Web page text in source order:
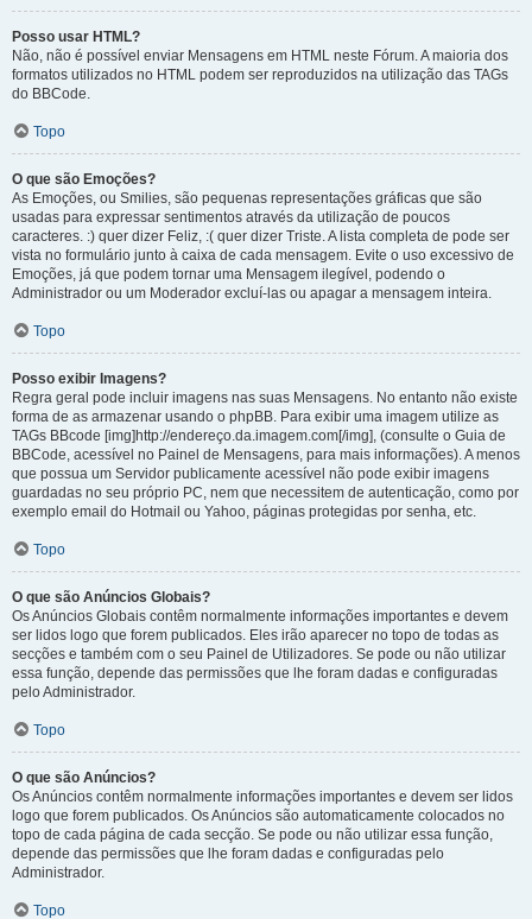
Posso usar HTML?
Não, não é possível enviar Mensagens em HTML neste Fórum. A maioria dos
formatos utilizados no HTML podem ser reproduzidos na utilização das TAGs
do BBCode.
Topo
O que são Emoções?
As Emoções, ou Smilies, são pequenas representações gráficas que são
usadas para expressar sentimentos através da utilização de poucos
caracteres. :) quer dizer Feliz, :( quer dizer Triste. A lista completa de pode ser
vista no formulário junto à caixa de cada mensagem. Evite o uso excessivo de
Emoções, já que podem tornar uma Mensagem ilegível, podendo o
Administrador ou um Moderador excluí-las ou apagar a mensagem inteira.
Topo
Posso exibir Imagens?
Regra geral pode incluir imagens nas suas Mensagens. No entanto não existe
forma de as armazenar usando o phpBB. Para exibir uma imagem utilize as
TAGs BBcode [img]http://endereço.da.imagem.com[/img], (consulte o Guia de
BBCode, acessível no Painel de Mensagens, para mais informações). A menos
que possua um Servidor publicamente acessível não pode exibir imagens
guardadas no seu próprio PC, nem que necessitem de autenticação, como por
exemplo email do Hotmail ou Yahoo, páginas protegidas por senha, etc.
Topo
O que são Anúncios Globais?
Os Anúncios Globais contêm normalmente informações importantes e devem
ser lidos logo que forem publicados. Eles irão aparecer no topo de todas as
secções e também com o seu Painel de Utilizadores. Se pode ou não utilizar
essa função, depende das permissões que lhe foram dadas e configuradas
pelo Administrador.
Topo
O que são Anúncios?
Os Anúncios contêm normalmente informações importantes e devem ser lidos
logo que forem publicados. Os Anúncios são automaticamente colocados no
topo de cada página de cada secção. Se pode ou não utilizar essa função,
depende das permissões que lhe foram dadas e configuradas pelo
Administrador.
Topo